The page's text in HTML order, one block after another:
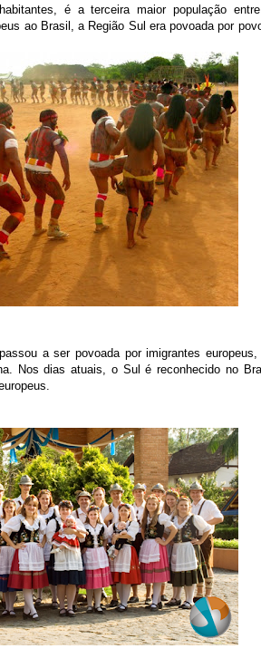
éa terceira maior população
ao Brasil, aRegião Sul era povoada por
a ser povoada por imigrantes europeus,
Nos dias atuais, o Sul é reconhecido no